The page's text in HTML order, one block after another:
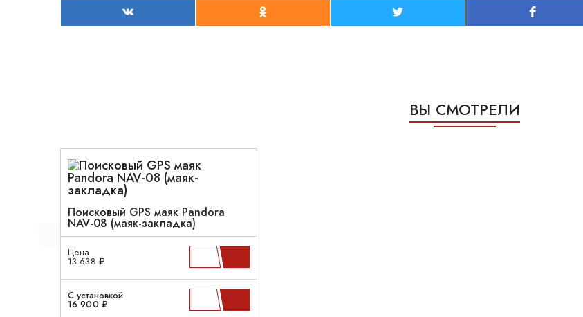
ВЫ СМОТРЕЛИ
Поисковый GPS маяк Pandora
NAV-08 (маяк-закладка)
Цена
13 638 ₽
С установкой
16 900 ₽